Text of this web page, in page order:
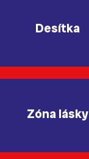
Desítka
Zóna lásky